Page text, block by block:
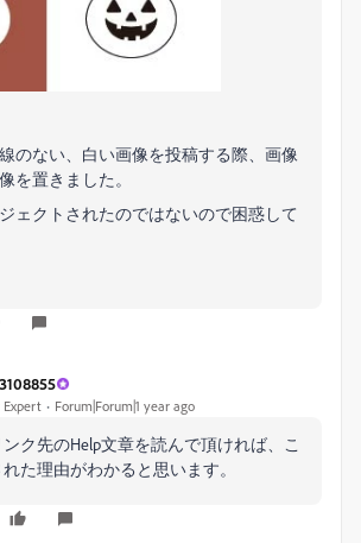
のない、白い画像を投稿する際、画像
を置きました。
ェクトされたのではないので困惑して
Forum|Forum|1 year ago
ク先のHelp文章を読んで頂ければ、こ
た理由がわかると思います。